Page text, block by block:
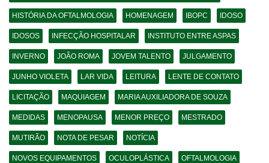
HISTÓRIA DA OFTALMOLOGIA HOMENAGEM IBOPC IDOSO
IDOSOS INFECÇÃO HOSPITALAR INSTITUTO ENTRE ASPAS
INVERNO JOÃO ROMA JOVEM TALENTO JULGAMENTO
JUNHO VIOLETA LAR VIDA LEITURA LENTE DE CONTATO
LICITAÇÃO MAQUIAGEM MARIA AUXILIADORA DE SOUZA
MEDIDAS MENOPAUSA MENOR PREÇO MESTRADO
MUTIRÃO NOTA DE PESAR NOTÍCIA
NOVOS EQUIPAMENTOS OCULOPLÁSTICA OFTALMOLOGIA